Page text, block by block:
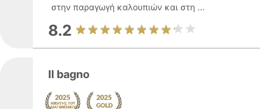
στην παραγωγή καλουπιών και στη ...
8.2
Il bagno